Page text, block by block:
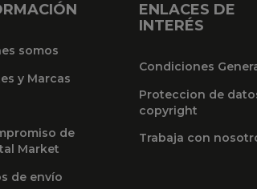
somos
y Marcas
de
Market
de envío
ENLACES DE
INTERÉS
Condiciones
Proteccion de
copyright
Trabaja con